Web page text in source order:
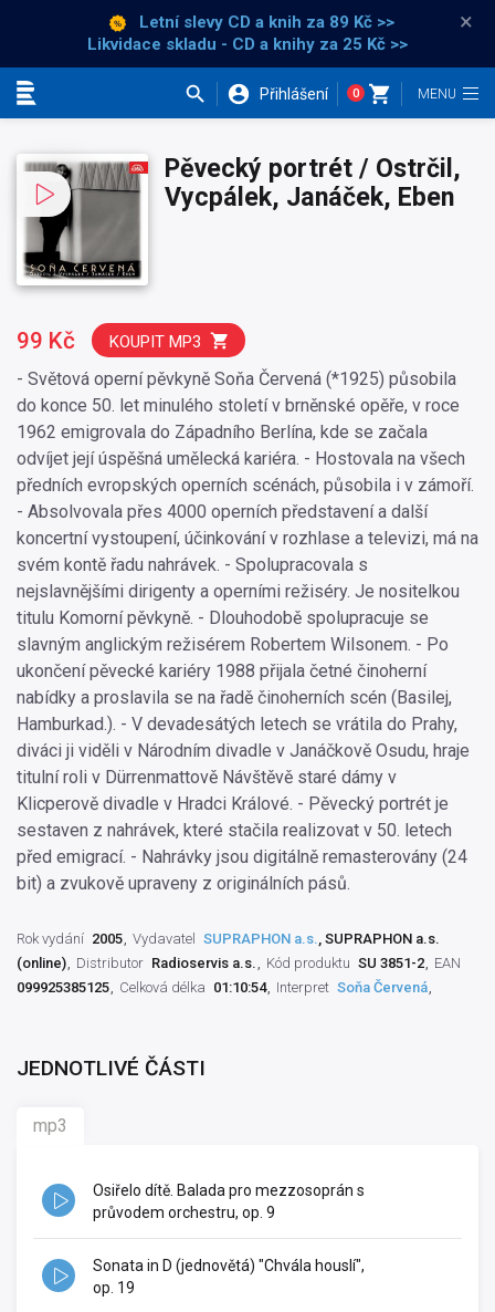
Letní slevy CD a knih za 89 Kč >>
Likvidace skladu - CD a knihy za 25 Kč >>
×
Přihlášení 0
Pěvecký portrét / Ostrčil,
Vycpálek, Janáček, Eben
- Světová operní pěvkyně Soňa Červená (*1925) působila
do konce 50. let minulého století v brněnské opěře, v roce
1962 emigrovala do Západního Berlína, kde se začala
odvíjet její úspěšná umělecká kariéra. - Hostovala na všech
předních evropských operních scénách, působila i v zámoří.
- Absolvovala přes 4000 operních představení a další
koncertní vystoupení, účinkování v rozhlase a televizi, má na
svém kontě řadu nahrávek. - Spolupracovala s
nejslavnějšími dirigenty a operními režiséry. Je nositelkou
titulu Komorní pěvkyně. - Dlouhodobě spolupracuje se
slavným anglickým režisérem Robertem Wilsonem. - Po
ukončení pěvecké kariéry 1988 přijala četné činoherní
nabídky a proslavila se na řadě činoherních scén (Basilej,
Hamburkad.). - V devadesátých letech se vrátila do Prahy,
diváci ji viděli v Národním divadle v Janáčkově Osudu, hraje
titulní roli v Dürrenmattově Návštěvě staré dámy v
Klicperově divadle v Hradci Králové. - Pěvecký portrét je
sestaven z nahrávek, které stačila realizovat v 50. letech
před emigrací. - Nahrávky jsou digitálně remasterovány (24
bit) a zvukově upraveny z originálních pásů.
99 Kč KOUPIT MP3
Rok vydání 2005 Vydavatel SUPRAPHON a.s., SUPRAPHON a.s.
(online)
Distributor Radioservis a.s. Kód produktu SU 3851-2
EAN
099925385125
Celková délka 01:10:54 Interpret Soňa Červená
JEDNOTLIVÉ ČÁSTI
mp3
Osiřelo dítě. Balada pro mezzosoprán s
průvodem orchestru, op. 9
Sonata in D (jednovětá) "Chvála houslí",
op. 19